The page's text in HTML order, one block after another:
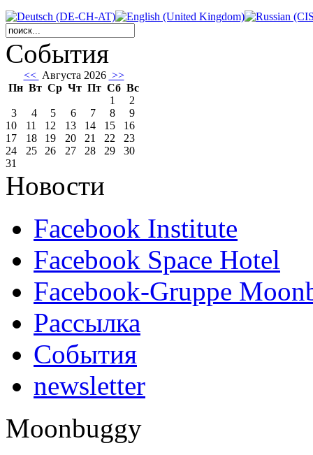
События
<< Августа 2026 >>
Пн Вт Ср Чт Пт Сб Вс
1
2
3
4 5 6 7 8
9
10
11 12 13 14 15
16
17
18 19 20 21 22
23
24
25 26 27 28 29
30
31
Новости
Facebook Institute
Facebook Space Hotel
Facebook-Gruppe
Рассылка
События
newsletter
Moonbuggy